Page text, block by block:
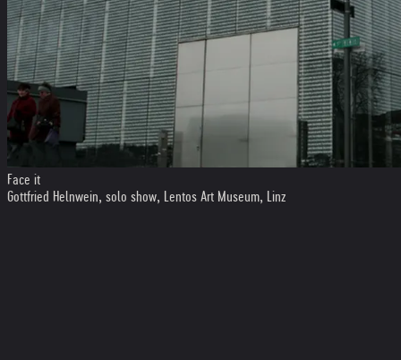
Face it
Gottfried Helnwein, solo show, Lentos Art Museum, Linz